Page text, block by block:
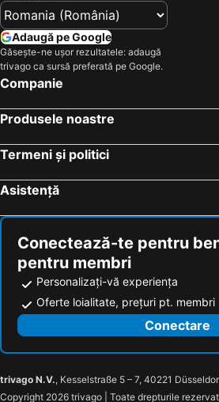
Adaugă pe Google
Găsește-ne ușor rezultatele: adaugă
trivago ca sursă preferată pe Google.
Companie
Produsele noastre
Termeni și politici
Asistență
Conectează-te pentru
pentru membri
Personalizați-vă experiența
Oferte loialitate, prețuri pt. membri
Conectare
trivago N.V., Kesselstraße 5 – 7, 40221
Copyright 2026 trivago | Toate drepturile